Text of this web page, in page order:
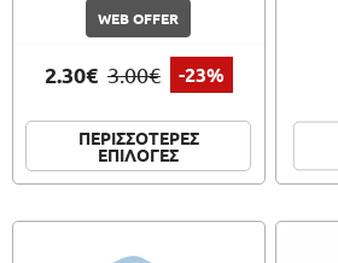
WEB OFFER
2.30€ 3.00€ -23%
ΠΕΡΙΣΣΟΤΕΡΕΣ
ΕΠΙΛΟΓΕΣ